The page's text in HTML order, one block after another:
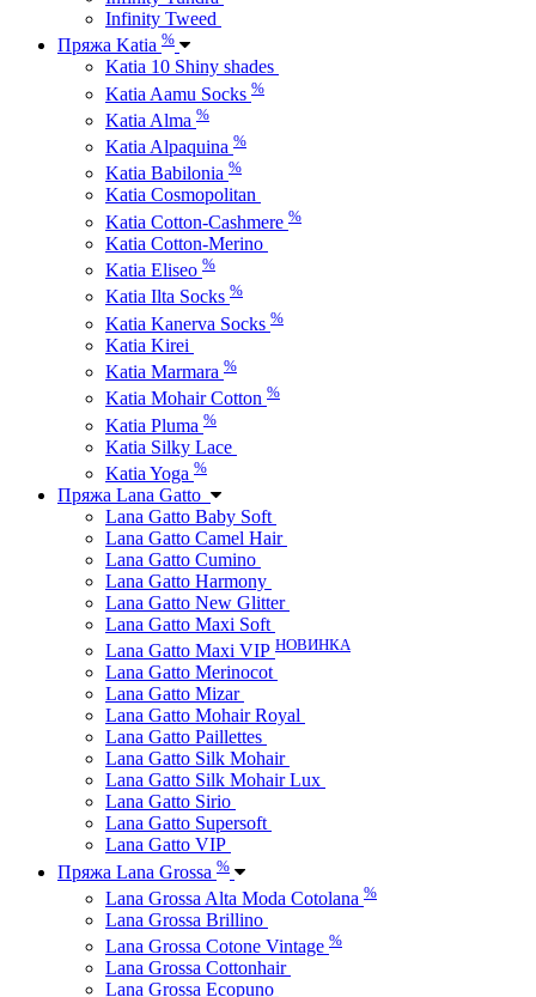
Infinity Tweed
Пряжа Katia %
Katia 10 Shiny shades
Katia Aamu Socks %
Katia Alma %
Katia Alpaquina %
Katia Babilonia %
Katia Cosmopolitan
Katia Cotton-Cashmere %
Katia Cotton-Merino
Katia Eliseo %
Katia Ilta Socks %
Katia Kanerva Socks %
Katia Kirei
Katia Marmara %
Katia Mohair Cotton %
Katia Pluma %
Katia Silky Lace
Katia Yoga %
Пряжа Lana Gatto
Lana Gatto Baby Soft
Lana Gatto Camel Hair
Lana Gatto Cumino
Lana Gatto Harmony
Lana Gatto New Glitter
Lana Gatto Maxi Soft
Lana Gatto Maxi VIP НОВИНКА
Lana Gatto Merinocot
Lana Gatto Mizar
Lana Gatto Mohair Royal
Lana Gatto Paillettes
Lana Gatto Silk Mohair
Lana Gatto Silk Mohair Lux
Lana Gatto Sirio
Lana Gatto Supersoft
Lana Gatto VIP
Пряжа Lana Grossa %
Lana Grossa Alta Moda Cotolana %
Lana Grossa Brillino
Lana Grossa Cotone Vintage %
Lana Grossa Cottonhair
Lana Grossa Ecopuno